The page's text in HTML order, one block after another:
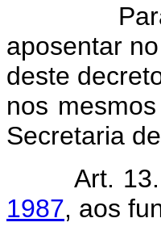
aposentar
deste
nos
Secretaria
Art.
1987, aos